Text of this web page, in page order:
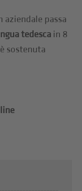
aziendale passa
tedesca in 8
sostenuta